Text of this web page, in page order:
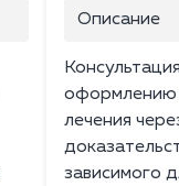
Описание
оформлению
лечения
зависимого